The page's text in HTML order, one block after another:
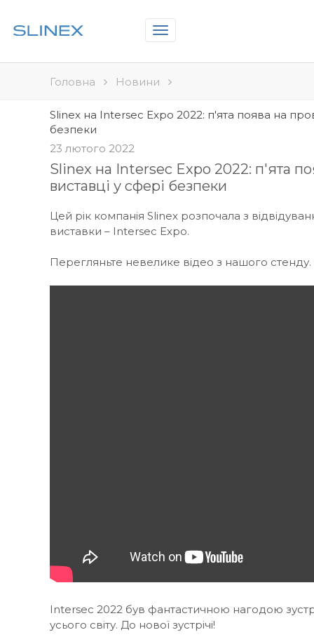
Toggle
navigation
Головна Новини
Slinex на Intersec Expo 2022: п'ята поява на
безпеки
23 лютого 2022
Slinex на Intersec Expo 2022: п'ята
виставці у сфері безпеки
Цей рік компанія Slinex розпочала з
виставки – Intersec Expo.
Перегляньте невелике відео з нашого стенду.
Intersec 2022 був фантастичною нагодою
усього світу. До нової зустрічі!